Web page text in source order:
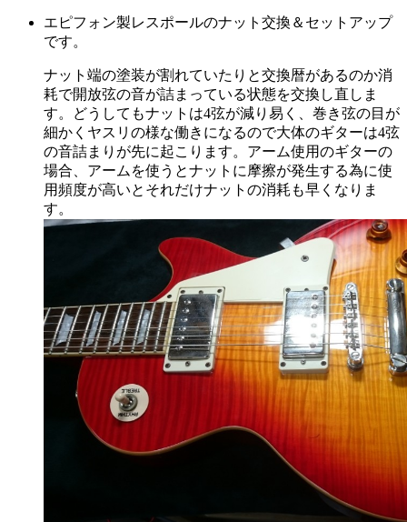
エピフォン製レスポールのナット交換＆セットアップ
です。
ナット端の塗装が割れていたりと交換暦があるのか消
耗で開放弦の音が詰まっている状態を交換し直しま
す。どうしてもナットは4弦が減り易く、巻き弦の目が
細かくヤスリの様な働きになるので大体のギターは4弦
の音詰まりが先に起こります。アーム使用のギターの
場合、アームを使うとナットに摩擦が発生する為に使
用頻度が高いとそれだけナットの消耗も早くなりま
す。